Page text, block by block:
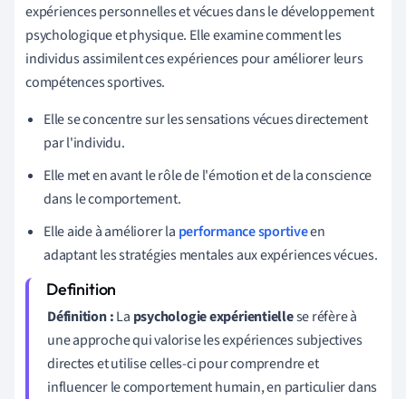
expériences personnelles et vécues dans le développement
psychologique et physique. Elle examine comment les
individus assimilent ces expériences pour améliorer leurs
compétences sportives.
Elle se concentre sur les sensations vécues directement
par l'individu.
Elle met en avant le rôle de l'émotion et de la conscience
dans le comportement.
Elle aide à améliorer la performance sportiveen
adaptant les stratégies mentales aux expériences vécues.
Définition :La psychologie expérientiellese réfère à
une approche qui valorise les expériences subjectives
directes et utilise celles-ci pour comprendre et
influencer le comportement humain, en particulier dans